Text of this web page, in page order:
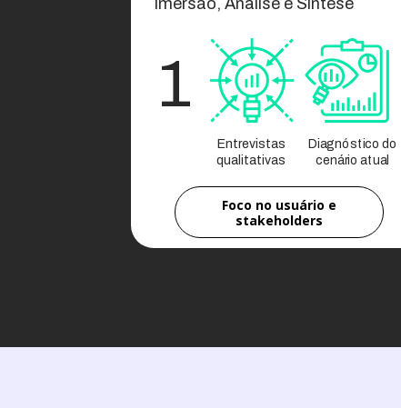
Imersão, Análise e Síntese
1
Entrevistas
qualitativas
Diagnóstico do
cenário atual
Foco no usuário e
stakeholders